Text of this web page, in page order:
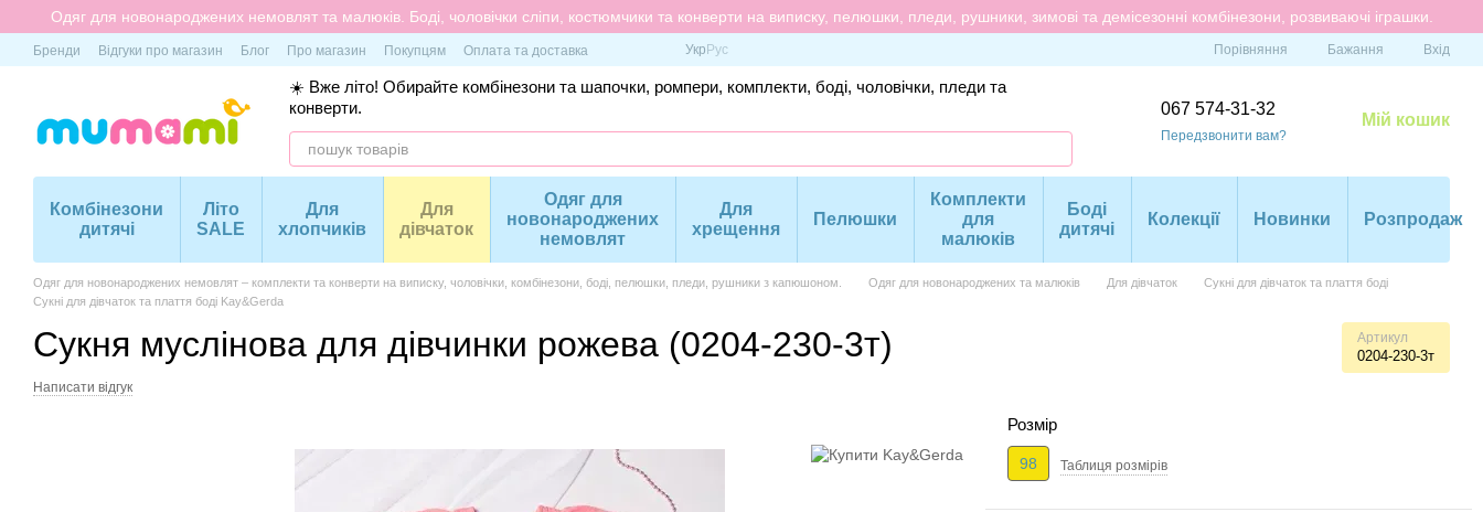
Перейти до основного контенту
Одяг для новонароджених немовлят та малюків. Боді, чоловічки сліпи, костюмчики та конверти на виписку, пелюшки, пледи, рушники, зимові та демісезонні комбінезони, розвиваючі іграшки.
Бренди Відгуки про магазин Блог Про магазин Покупцям Оплата та доставка Укр Рус Порівняння Бажання Вхід
☀️ Вже літо! Обирайте комбінезони та шапочки, ромпери, комплекти, боді, чоловічки, пледи та
конверти.
067 574-31-32
Передзвонити вам?
Мій кошик
Комбінезони
дитячі
Літо
SALE
Для
хлопчиків
Для
дівчаток
Одяг для
новонароджених
немовлят
Для
хрещення
Пелюшки
Комплекти
для
малюків
Боді
дитячі
Колекції Новинки Розпродаж
Одяг для новонароджених немовлят – комплекти та конверти на виписку, чоловічки, комбінезони, боді, пелюшки, пледи, рушники з капюшоном. Одяг для новонароджених та малюків Для дівчаток
Сукні для дівчаток та плаття боді
Сукні для дівчаток та плаття боді Kay&Gerda
Сукня муслінова для дівчинки рожева (0204-230-3т) Артикул
0204-230-3т
Написати відгук
Розмір
98 Таблиця розмiрiв